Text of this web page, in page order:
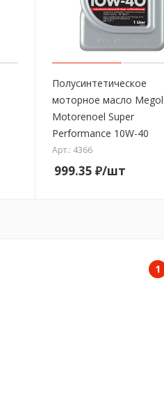
Полусинтетическое
моторное масло Megol
Motorenoel Super
Performance 10W-40
Арт.: 4366
999.35 ₽/шт
1